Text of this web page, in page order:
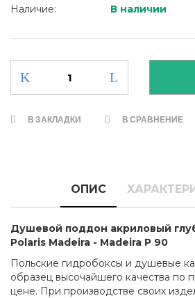
Наличие:
В наличии
В ЗАКЛАДКИ В СРАВНЕНИЕ
ОПИС
Душевой поддон акриловый
Polaris Madeira - Madeira P 90
Польские гидробоксы и душевые
образец высочайшего качества по
цене. При производстве своих